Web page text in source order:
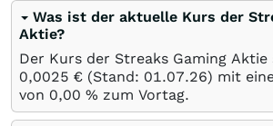
Was ist der aktuelle Kurs der
Aktie?
Der Kurs der Streaks Gaming
0,0025 € (Stand: 01.07.26) mit
von 0,00 % zum Vortag.